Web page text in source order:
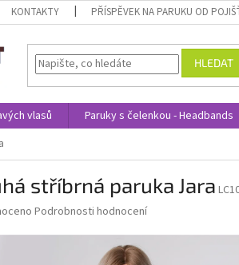
KONTAKTY PŘÍSPĚVEK NA PARUKU OD
HLEDAT
vlasů Paruky s čelenkou - Headbands
stříbrná paruka Jara
Podrobnosti hodnocení